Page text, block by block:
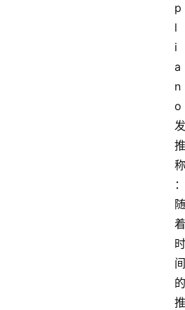
p
l
i
a
n
o
发
推
称
：
随
着
时
间
的
推